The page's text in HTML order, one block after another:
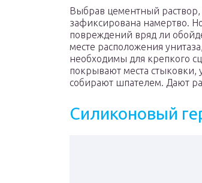
Выбрав цементный раствор,
зафиксирована намертво.
повреждений вряд ли
месте расположения
необходимы для крепкого
покрывают места стыковки,
собирают шпателем. Дают
Силиконовый